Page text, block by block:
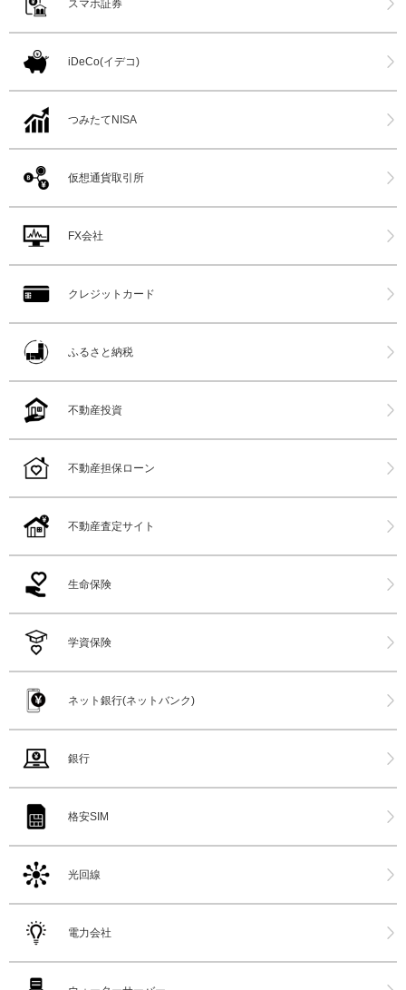
スマホ証券
iDeCo(イデコ)
つみたてNISA
仮想通貨取引所
FX会社
クレジットカード
ふるさと納税
不動産投資
不動産担保ローン
不動産査定サイト
生命保険
学資保険
ネット銀行(ネットバンク)
銀行
格安SIM
光回線
電力会社